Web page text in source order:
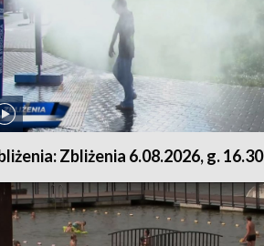
Zbliżenia 6.08.2026, g. 16.30